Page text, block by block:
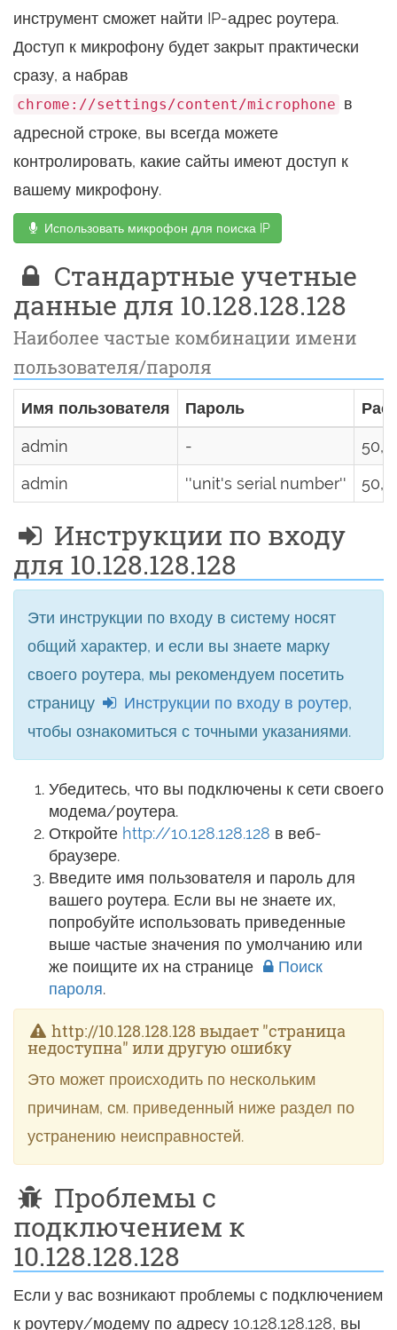
инструмент сможет найти IP-адрес роутера.
Доступ к микрофону будет закрыт практически
сразу, а набрав
chrome://settings/content/microphone в
адресной строке, вы всегда можете
контролировать, какие сайты имеют доступ к
вашему микрофону.
Использовать микрофон для поиска IP
Стандартные учетные
данные для 10.128.128.128
Наиболее частые комбинации имени
пользователя/пароля
Имя пользователя Пароль
admin -
admin
''unit's serial number''
Инструкции по входу
для 10.128.128.128
Эти инструкции по входу в систему носят
общий характер, и если вы знаете марку
своего роутера, мы рекомендуем посетить
страницу
Инструкции по входу в роутер,
чтобы ознакомиться с точными указаниями.
Убедитесь, что вы подключены к сети своего
модема/роутера.
Откройте http://10.128.128.128 в веб-
браузере.
Введите имя пользователя и пароль для
вашего роутера. Если вы не знаете их,
попробуйте использовать приведенные
выше частые значения по умолчанию или
же поищите их на странице
Поиск
пароля.
http://10.128.128.128 выдает "страница
недоступна" или другую ошибку
Это может происходить по нескольким
причинам, см. приведенный ниже раздел по
устранению неисправностей.
Проблемы с
подключением к
10.128.128.128
Если у вас возникают проблемы с подключением
к роутеру/модему по адресу 10.128.128.128, вы